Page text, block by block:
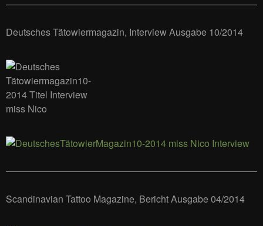
Deutsches Tätowiermagazin, Interview Ausgabe 10/2014
Scandinavian Tattoo Magazine, Bericht Ausgabe 04/2014